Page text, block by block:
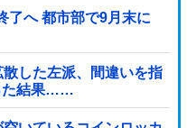
了へ 都市部で9月末に
した左派、間違いを指
た結果……